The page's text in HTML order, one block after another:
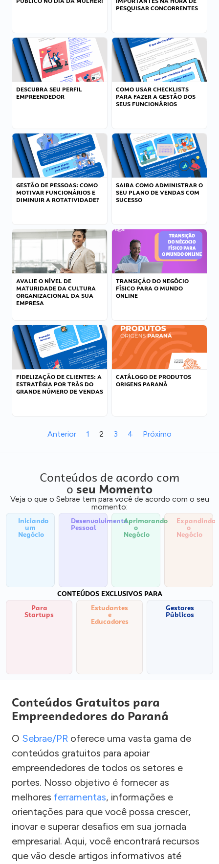
PESQUISAR CONCORRENTES
DESCUBRA SEU PERFIL
EMPREENDEDOR
COMO USAR CHECKLISTS
PARA FAZER A GESTÃO DOS
SEUS FUNCIONÁRIOS
GESTÃO DE PESSOAS: COMO
MOTIVAR FUNCIONÁRIOS E
DIMINUIR A ROTATIVIDADE?
SAIBA COMO ADMINISTRAR O
SEU PLANO DE VENDAS COM
SUCESSO
AVALIE O NÍVEL DE
MATURIDADE DA CULTURA
ORGANIZACIONAL DA SUA
EMPRESA
TRANSIÇÃO DO NEGÓCIO
FÍSICO PARA O MUNDO
ONLINE
FIDELIZAÇÃO DE CLIENTES: A
ESTRATÉGIA POR TRÁS DO
GRANDE NÚMERO DE VENDAS
CATÁLOGO DE PRODUTOS
ORIGENS PARANÁ
Anterior 1 2 3 4 Próximo
Conteúdos de acordo com
o seu Momento
Veja o que o Sebrae tem para você de acordo com o seu
momento:
Iniciando
um
Negócio
Desenvolvimento
Pessoal
Aprimorando
o
Negócio
Expandindo
o
Negócio
CONTEÚDOS EXCLUSIVOS PARA
Para
Startups
Estudantes
e
Educadores
Gestores
Públicos
Conteúdos Gratuitos para
Empreendedores do Paraná
O Sebrae/PR oferece uma vasta gama de
conteúdos gratuitos para apoiar
empreendedores de todos os setores e
portes. Nosso objetivo é fornecer as
melhores ferramentas, informações e
orientações para que você possa crescer,
inovar e superar desafios em sua jornada
empresarial. Aqui, você encontrará recursos
que vão desde artigos informativos até